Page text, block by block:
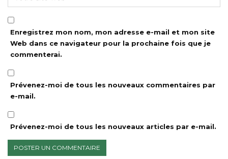
Enregistrez mon nom, mon adresse e-mail et mon site
Web dans ce navigateur pour la prochaine fois que je
commenterai.
Prévenez-moi de tous les nouveaux commentaires par
e-mail.
Prévenez-moi de tous les nouveaux articles par e-mail.